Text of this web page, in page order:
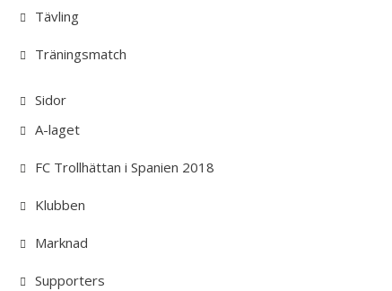
Tävling
Träningsmatch
Sidor
A-laget
FC Trollhättan i Spanien 2018
Klubben
Marknad
Supporters